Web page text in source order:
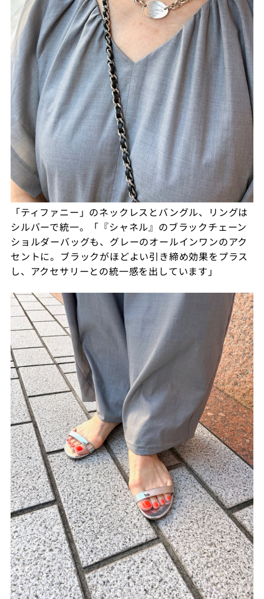
「ティファニー」のネックレスとバングル、リングは
シルバーで統一。「『シャネル』のブラックチェーン
ショルダーバッグも、グレーのオールインワンのアク
セントに。ブラックがほどよい引き締め効果をプラス
し、アクセサリーとの統一感を出しています」